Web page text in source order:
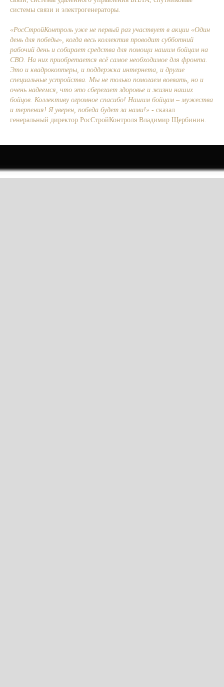
системы связи и электрогенераторы.
«РосСтройКонтроль уже не первый раз участвует в акции «Один
день для победы», когда весь коллектив проводит субботний
рабочий день и собирает средства для помощи нашим бойцам на
СВО. На них приобретается всё самое необходимое для фронта.
Это и квадрокоптеры, и поддержка интернета, и другие
специальные устройства. Мы не только помогаем воевать, но и
очень надеемся, что это сберегает здоровье и жизни наших
бойцов. Коллективу огромное спасибо! Нашим бойцам – мужества
и терпения! Я уверен, победа будет за нами!» - сказал
генеральный директор РосСтройКонтроля Владимир Щербинин.